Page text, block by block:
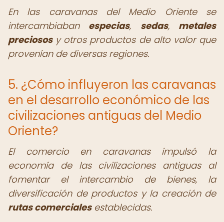
En las caravanas del Medio Oriente se
intercambiaban especias, sedas, metales
preciososy otros productos de alto valor que
provenían de diversas regiones.
5. ¿Cómo influyeron las caravanas
en el desarrollo económico de las
civilizaciones antiguas del Medio
Oriente?
El comercio en caravanas impulsó la
economía de las civilizaciones antiguas al
fomentar el intercambio de bienes, la
diversificación de productos y la creación de
rutas comercialesestablecidas.